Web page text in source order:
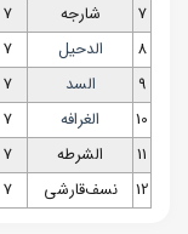
7
شارجه 7
8
الدحیل 7
9
السد 7
10
الغرافه 7
11
الشرطه 7
12
نسف‌قارشی 7